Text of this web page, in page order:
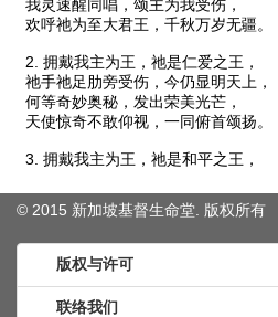
© 2015 新加坡基督生命堂. 版权所有
版权与许可
联络我们